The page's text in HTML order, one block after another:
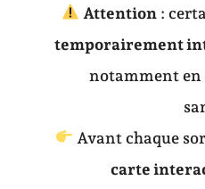
Attention:
temporairement
notamment en
Avant chaque
carte